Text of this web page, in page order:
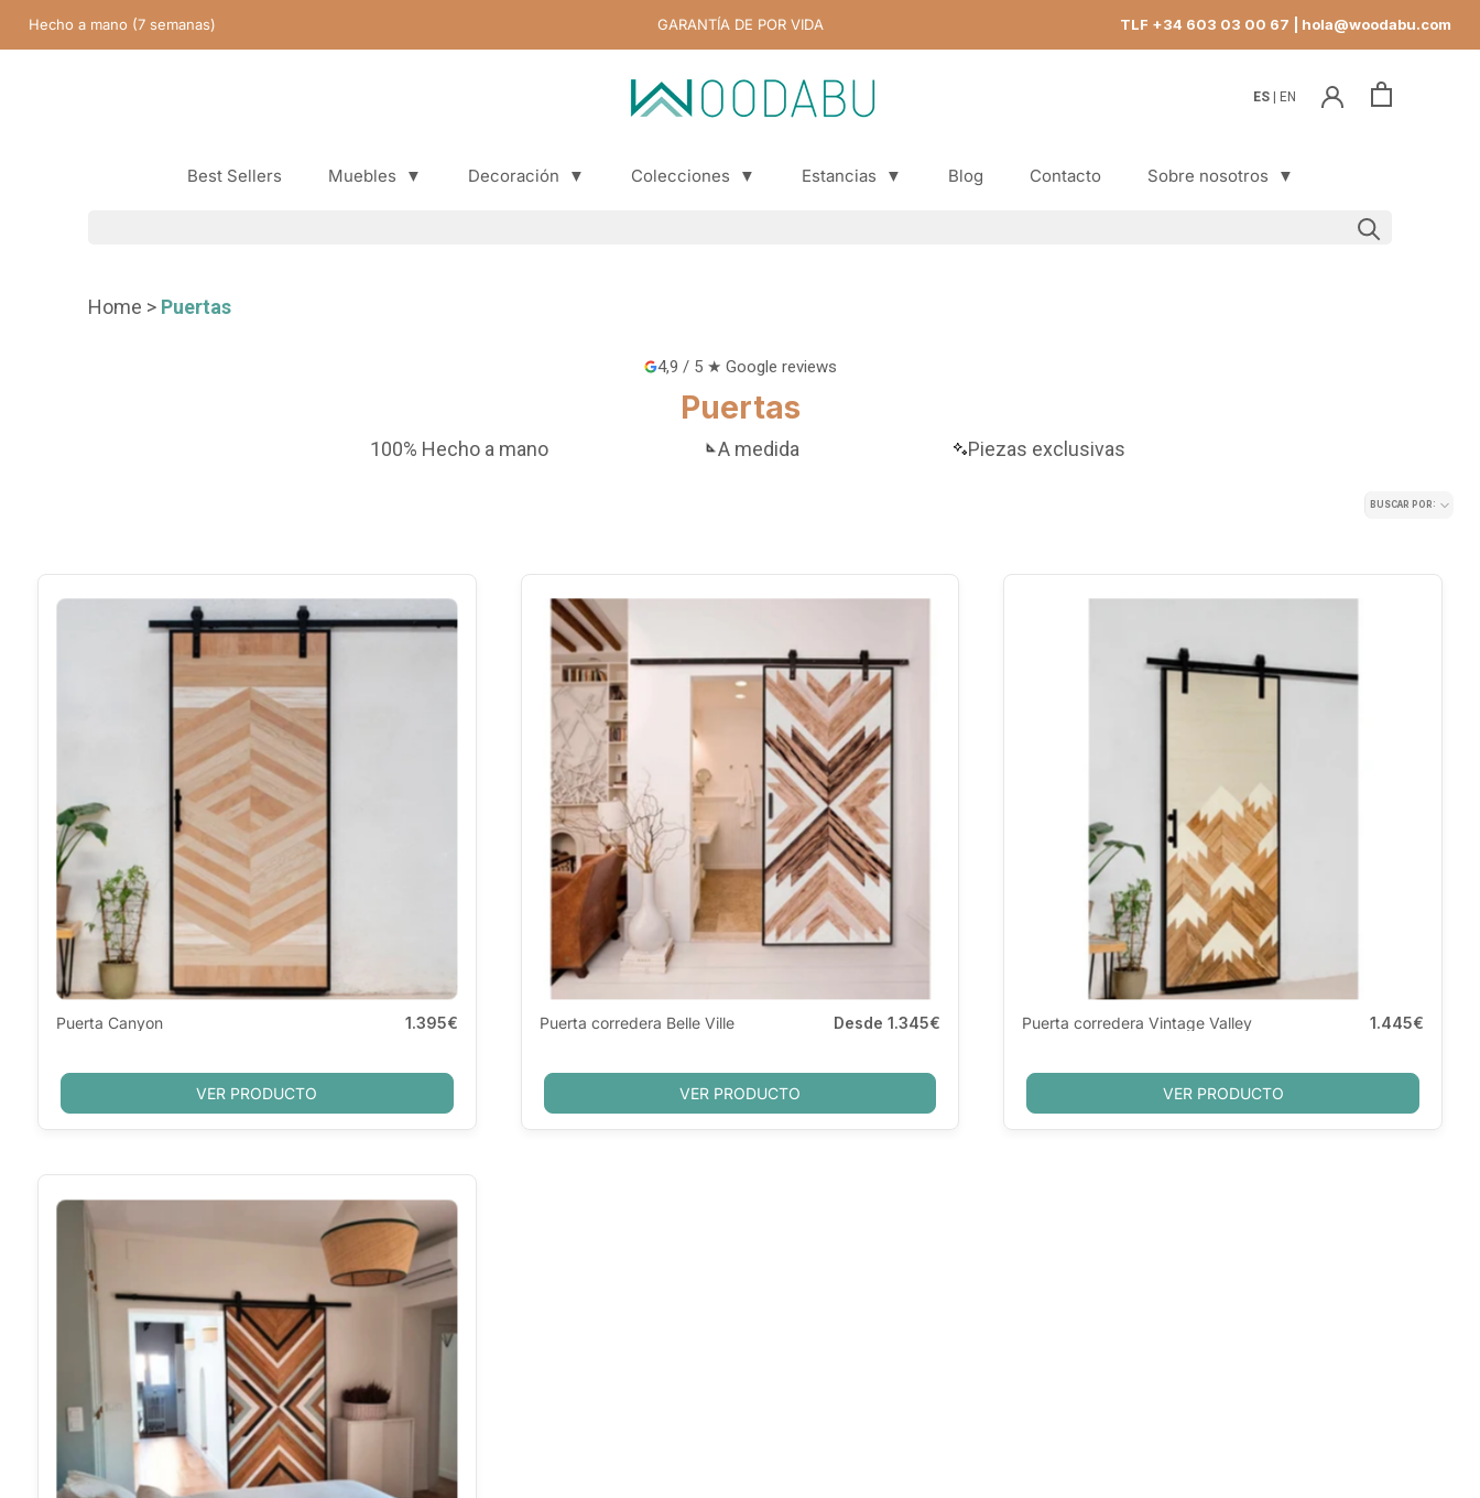
Hecho a mano (7 semanas) GARANTÍA DE POR VIDA TLF +34 603 03 00 67 | hola@woodabu.com
Best Sellers
Muebles ▼ Decoración ▼ Colecciones ▼ Estancias ▼
Blog
Contacto
Sobre nosotros ▼
ES EN
Home > Puertas
4,9 / 5 ★ Google reviews
Puertas
100% Hecho a mano A medida Piezas exclusivas
BUSCAR POR:
Puerta Canyon 1.395€
VER PRODUCTO
Puerta corredera Belle Ville Desde1.345€
VER PRODUCTO
Puerta corredera Vintage Valley 1.445€
VER PRODUCTO